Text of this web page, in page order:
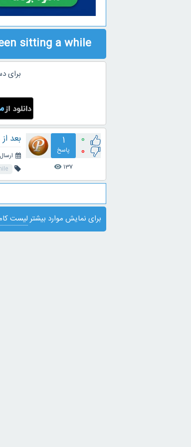
sitting a while
برای
0
0
1
پاسخ
137
visibility
بعد
برای نمایش موارد بیشترلیست